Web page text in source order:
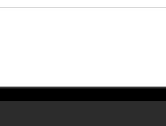
links, etc.